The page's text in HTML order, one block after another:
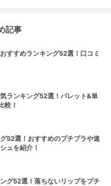
記事
すすめランキング52選！口コミ
ランキング52選！パレット&単
較！
52選！おすすめのプチプラや速
ュを紹介！
グ52選！落ちないリップをプチ